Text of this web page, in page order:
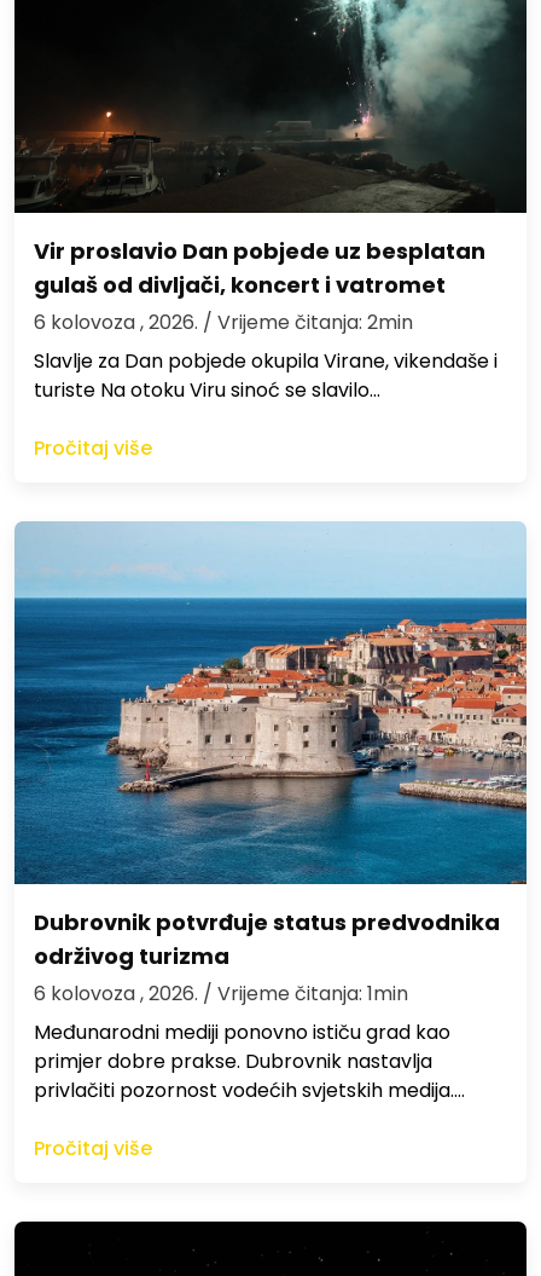
Vir proslavio Dan pobjede uz besplatan
gulaš od divljači, koncert i vatromet
6 kolovoza , 2026. / Vrijeme čitanja: 2min
Slavlje za Dan pobjede okupila Virane, vikendaše i
turiste Na otoku Viru sinoć se slavilo…
Pročitaj više
Dubrovnik potvrđuje status predvodnika
održivog turizma
6 kolovoza , 2026. / Vrijeme čitanja: 1min
Međunarodni mediji ponovno ističu grad kao
primjer dobre prakse. Dubrovnik nastavlja
privlačiti pozornost vodećih svjetskih medija.…
Pročitaj više